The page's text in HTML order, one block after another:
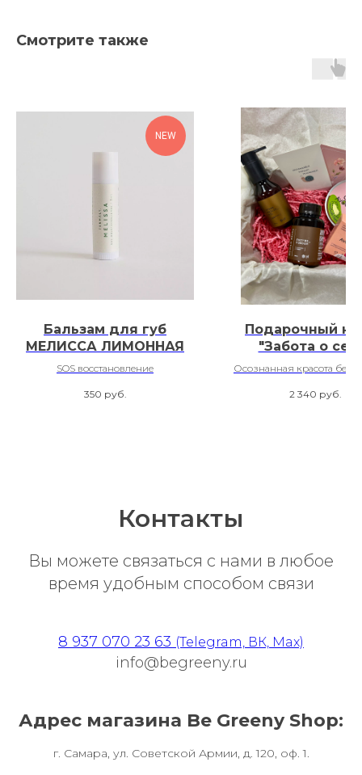
Смотрите также
NEW
Бальзам для губ
МЕЛИССА ЛИМОННАЯ
SOS восстановление
350 руб.
Подарочный
"Забота о
Осознанная красота без
2 340 руб.
Контакты
Вы можете связаться с нами в любое
время удобным способом связи
8 937 070 23 63 (Telegram, ВК, Max)
info@begreeny.ru
Адрес магазина Be Greeny Shop:
г. Самара, ул. Советской Армии, д. 120, оф. 1.